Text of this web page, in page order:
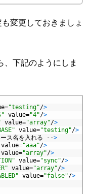
変更しておきましょ
、下記のようにしま
="testing"/>
value="4"/>
value="array"/>
value="testing"/>
ス名を入れる -->
value="aaa"/>
value="array"/>
value="sync"/>
value="array"/>
value="false"/>